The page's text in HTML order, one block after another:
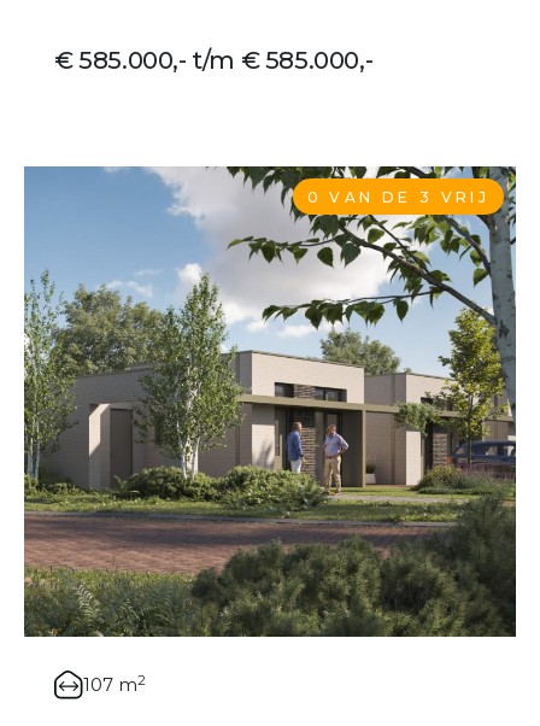
€ 585.000,- t/m € 585.000,-
0 VAN DE 3 VRIJ
107 m2